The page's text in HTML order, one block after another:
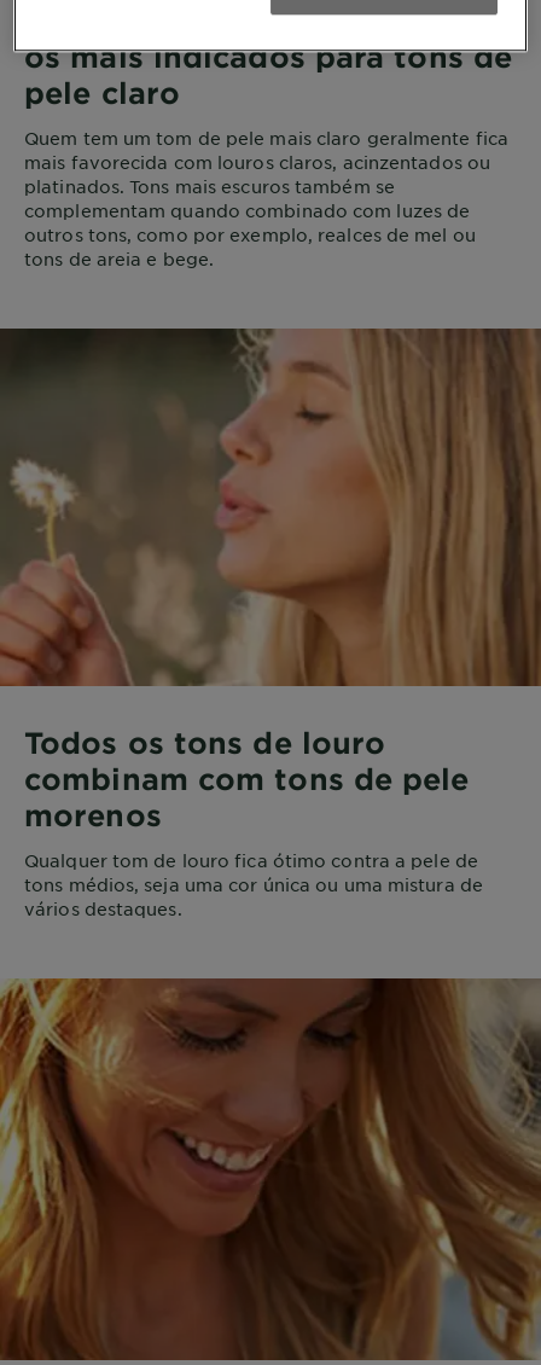
Os tons louros mais claros são
os mais indicados para tons de
pele claro
Quem tem um tom de pele mais claro geralmente fica
mais favorecida com louros claros, acinzentados ou
platinados. Tons mais escuros também se
complementam quando combinado com luzes de
outros tons, como por exemplo, realces de mel ou
tons de areia e bege.
Todos os tons de louro
combinam com tons de pele
morenos
Qualquer tom de louro fica ótimo contra a pele de
tons médios, seja uma cor única ou uma mistura de
vários destaques.